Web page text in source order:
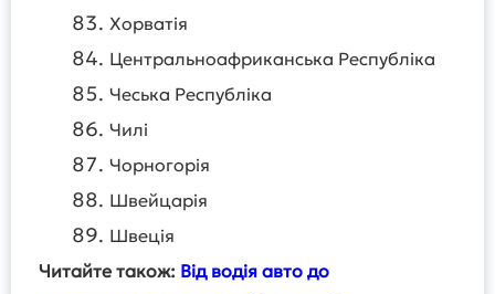
Хорватія
Центральноафриканська Республіка
Чеська Республіка
Чилі
Чорногорія
Швейцарія
Швеція
Читайте також: Від водія авто до